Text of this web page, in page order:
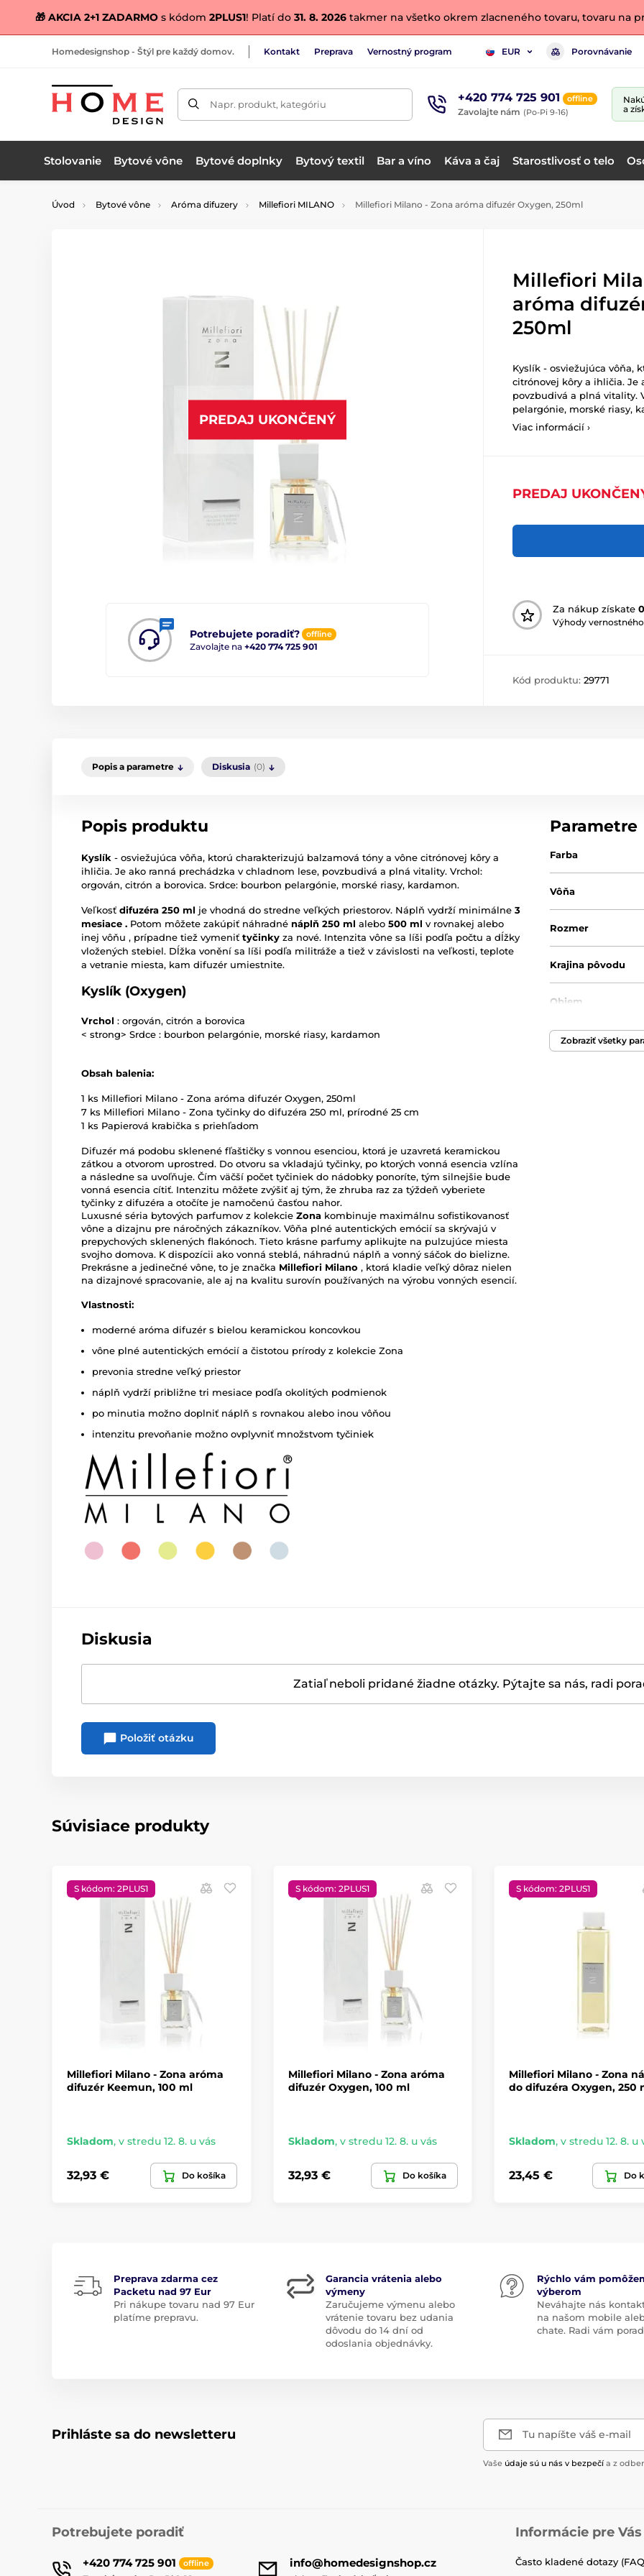
🎁 AKCIA 2+1 ZADARMO s kódom 2PLUS1! Platí do 31. 8. 2026 takmer na všetko okrem zlacneného tovaru, tovaru na
Homedesignshop - Štýl pre každý domov. Kontakt Preprava Vernostný program EUR Porovnávanie
Napr. produkt, kategóriu +420 774 725 901 offline
Zavolajte nám (Po-Pi 9-16)
a
Stolovanie Bytové vône Bytové doplnky Bytový textil Bar a víno Káva a čaj Starostlivosť o telo
Úvod Bytové vône Aróma difuzery Millefiori MILANO Millefiori Milano - Zona aróma difuzér Oxygen, 250ml
PREDAJ UKONČENÝ
Potrebujete poradiť? offline
Zavolajte na +420 774 725 901
Millefiori
aróma
250ml
Kyslík - osviežujúca vôňa,
citrónovej kôry a ihličia. Je
povzbudivá a plná vitality.
pelargónie, morské riasy,
Viac informácií ›
PREDAJ
Za nákup získate
Výhody
Kód produktu: 29771
Popis a parametre Diskusia (0)
Popis produktu
Kyslík - osviežujúca vôňa, ktorú charakterizujú balzamová tóny a vône citrónovej kôry a
ihličia. Je ako ranná prechádzka v chladnom lese, povzbudivá a plná vitality. Vrchol:
orgován, citrón a borovica. Srdce: bourbon pelargónie, morské riasy, kardamon.
Veľkosť difuzéra 250 ml je vhodná do stredne veľkých priestorov. Náplň vydrží minimálne 3
mesiace . Potom môžete zakúpiť náhradné náplň 250 ml alebo 500 ml v rovnakej alebo
inej vôňu , prípadne tiež vymeniť tyčinky za nové. Intenzita vône sa líši podľa počtu a dĺžky
vložených stebiel. Dĺžka vonění sa líši podľa militráže a tiež v závislosti na veľkosti, teplote
a vetranie miesta, kam difuzér umiestnite.
Kyslík (Oxygen)
Vrchol : orgován, citrón a borovica
< strong> Srdce : bourbon pelargónie, morské riasy, kardamon
Obsah balenia:
1 ks Millefiori Milano - Zona aróma difuzér Oxygen, 250ml
7 ks Millefiori Milano - Zona tyčinky do difuzéra 250 ml, prírodné 25 cm
1 ks Papierová krabička s priehľadom
Difuzér má podobu sklenené fľaštičky s vonnou esenciou, ktorá je uzavretá keramickou
zátkou a otvorom uprostred. Do otvoru sa vkladajú tyčinky, po ktorých vonná esencia vzlína
a následne sa uvoľňuje. Čím väčší počet tyčiniek do nádobky ponoríte, tým silnejšie bude
vonná esencia cítiť. Intenzitu môžete zvýšiť aj tým, že zhruba raz za týždeň vyberiete
tyčinky z difuzéra a otočíte je namočenú časťou nahor.
Luxusné séria bytových parfumov z kolekcie Zona kombinuje maximálnu sofistikovanosť
vône a dizajnu pre náročných zákazníkov. Vôňa plné autentických emócií sa skrývajú v
prepychových sklenených flakónoch. Tieto krásne parfumy aplikujte na pulzujúce miesta
svojho domova. K dispozícii ako vonná steblá, náhradnú náplň a vonný sáčok do bielizne.
Prekrásne a jedinečné vône, to je značka Millefiori Milano , ktorá kladie veľký dôraz nielen
na dizajnové spracovanie, ale aj na kvalitu surovín používaných na výrobu vonných esencií.
Vlastnosti:
moderné aróma difuzér s bielou keramickou koncovkou
vône plné autentických emócií a čistotou prírody z kolekcie Zona
prevonia stredne veľký priestor
náplň vydrží približne tri mesiace podľa okolitých podmienok
po minutia možno doplniť náplň s rovnakou alebo inou vôňou
intenzitu prevoňanie možno ovplyvniť množstvom tyčiniek
Parametre
Farba
Vôňa
Rozmer
Krajina pôvodu
Objem
Zobraziť všetky
Diskusia
Zatiaľ neboli pridané žiadne otázky. Pýtajte sa nás, radi
Položiť otázku
Súvisiace produkty
S kódom: 2PLUS1
Millefiori Milano - Zona aróma
difuzér Keemun, 100 ml
Skladom, v stredu 12. 8. u vás
32,93 € Do košíka
S kódom: 2PLUS1
Millefiori Milano - Zona aróma
difuzér Oxygen, 100 ml
Skladom, v stredu 12. 8. u vás
32,93 € Do košíka
S kódom: 2PLUS1
Millefiori Milano - Zona
do difuzéra Oxygen, 250
Skladom, v stredu 12. 8. u
23,45 € Do
Preprava zdarma cez
Packetu nad 97 Eur
Pri nákupe tovaru nad 97 Eur
platíme prepravu.
Garancia vrátenia alebo
výmeny
Zaručujeme výmenu alebo
vrátenie tovaru bez udania
dôvodu do 14 dní od
odoslania objednávky.
Rýchlo vám
výberom
Neváhajte nás
na našom mobile
chate. Radi vám
Prihláste sa do newsletteru Tu napíšte váš e-mail
Vaše údaje sú u nás v bezpečí a z
Potrebujete poradiť
+420 774 725 901 offline info@homedesignshop.cz
Informácie pre Vás
Často kladené dotazy